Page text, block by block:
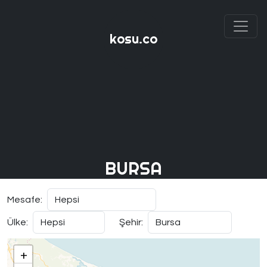
kosu.co
BURSA
Mesafe:
Ülke: Şehir:
+